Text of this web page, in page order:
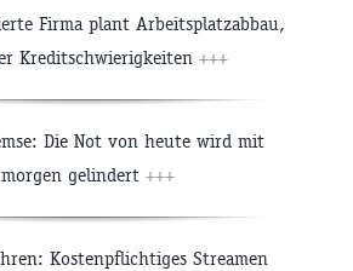
Firma plant Arbeitsplatzabbau,
Kreditschwierigkeiten +++
Die Not von heute wird mit
gelindert +++
Kostenpflichtiges Streamen